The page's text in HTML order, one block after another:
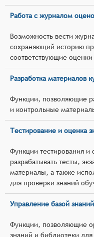
Работа с журналом
Возможность вести
сохраняющий историю
соответствующие
Разработка материалов
Функции, позволяющие
и контрольные
Тестирование и оценка
Функции тестирования и
разрабатывать тесты,
материалы, а также
для проверки знаний
Управление базой знаний
Функции, позволяющие
знаний и библиотеки